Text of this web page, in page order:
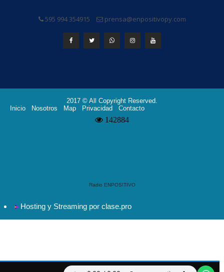
595 994 354915 prensa@enpositivopy.com
2017 © All Copyright Reserved.
Inicio
Nosotros Map Privacidad Contacto
Radio ENPOSITIVO
Hosting y Streaming por clase.pro